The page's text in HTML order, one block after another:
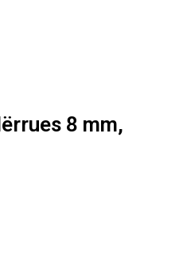
8 mm,